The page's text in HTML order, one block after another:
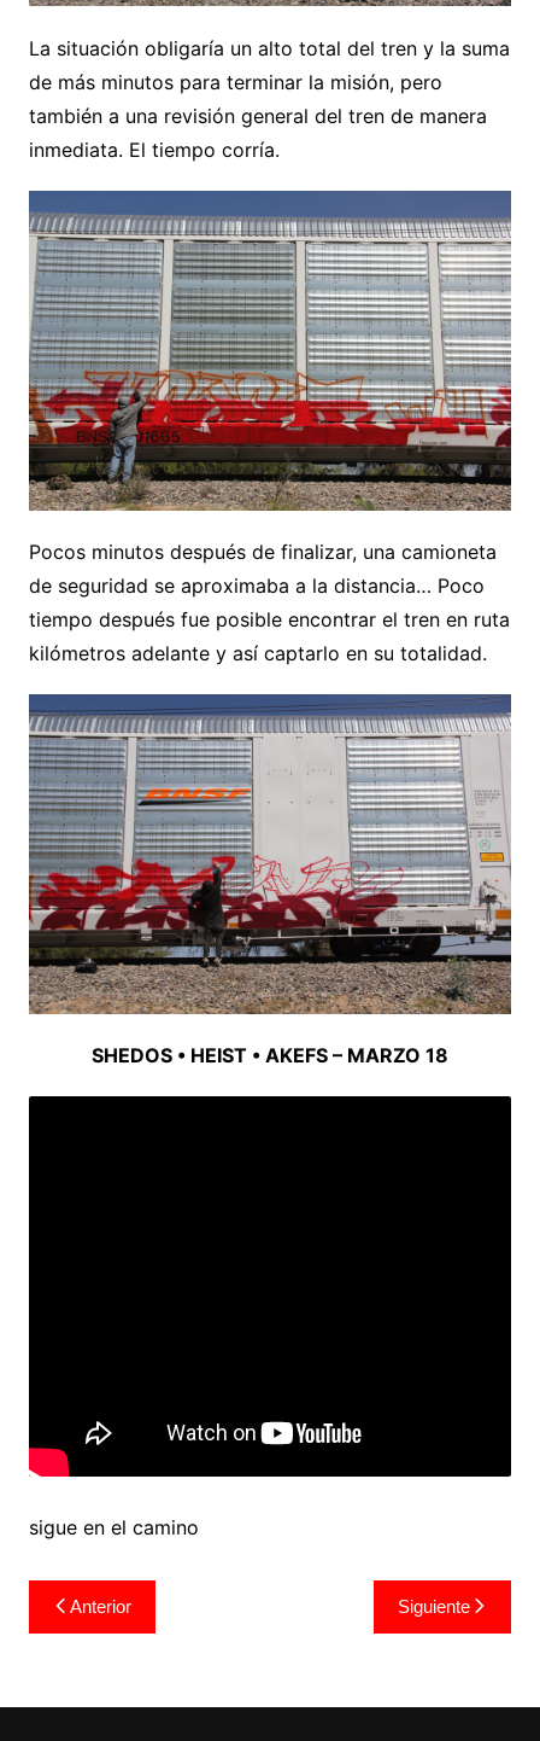
La situación obligaría un alto total del tren y la suma
de más minutos para terminar la misión, pero
también a una revisión general del tren de manera
inmediata. El tiempo corría.
Pocos minutos después de finalizar, una camioneta
de seguridad se aproximaba a la distancia… Poco
tiempo después fue posible encontrar el tren en ruta
kilómetros adelante y así captarlo en su totalidad.
SHEDOS • HEIST • AKEFS – MARZO 18
sigue en el camino
Navegación
de
Anterior Siguiente